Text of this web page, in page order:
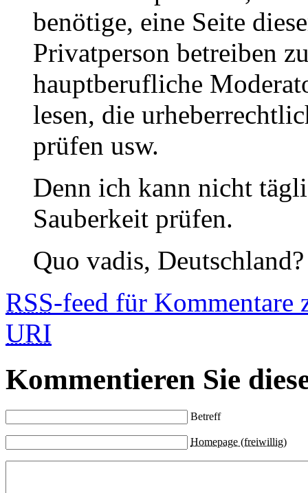
benötige, eine Seite
Privatperson betreiben
hauptberufliche
lesen, die
prüfen usw.
Denn ich kann nicht
Sauberkeit prüfen.
Quo vadis, Deutschland?
RSS-feed für Kommentare
URI
Kommentieren Sie
Betreff
Homepage (freiwillig)